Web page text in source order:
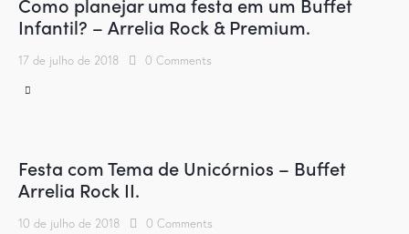
Infantil? – Arrelia Rock & Premium.
17 de julho de 2018 0 Comments
Festa com Tema de Unicórnios – Buffet
Arrelia Rock II.
10 de julho de 2018 0 Comments